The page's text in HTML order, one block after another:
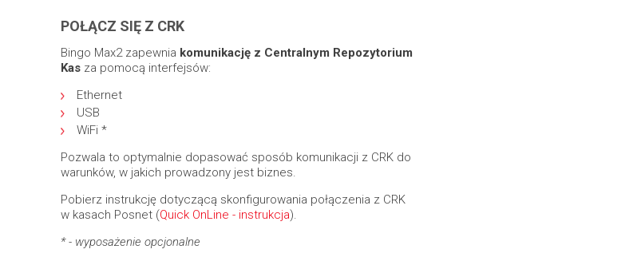
POŁĄCZ SIĘ Z CRK
Bingo Max2 zapewnia komunikację z Centralnym Repozytorium
Kas za pomocą interfejsów:
Ethernet
USB
WiFi *
Pozwala to optymalnie dopasować sposób komunikacji z CRK do
warunków, w jakich prowadzony jest biznes.
Pobierz instrukcję dotyczącą skonfigurowania połączenia z CRK
w kasach Posnet (Quick OnLine - instrukcja).
* - wyposażenie opcjonalne